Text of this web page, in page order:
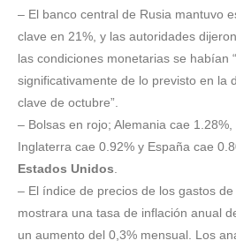
– El banco central de Rusia mantuvo
clave en 21%, y las autoridades
las condiciones monetarias se habían
significativamente de lo previsto en la
clave de octubre”.
– Bolsas en rojo; Alemania cae 1.28%,
Inglaterra cae 0.92% y España cae
Estados Unidos
– El índice de precios de los gastos
mostrara una tasa de inflación anual
un aumento del 0,3% mensual. Los